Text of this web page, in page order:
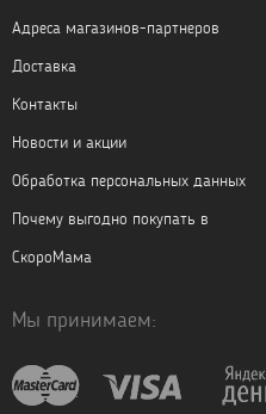
Адреса магазинов-партнеров
Доставка
Контакты
Новости и акции
Обработка персональных данных
Почему выгодно покупать в
СкороМама
Мы принимаем: